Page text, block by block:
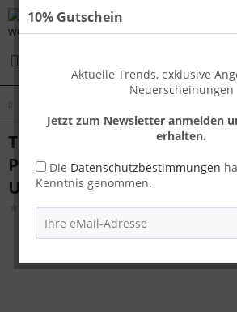
Travelhouse Capri
Polycarbonat-Hartschale |
USB-Anschluss
10% Gutschein
Aktuelle Trends, exklusive
Neuerscheinungen
Jetzt zum Newsletter anmelden
erhalten.
Die Datenschutzbestimmungen
Kenntnis genommen.